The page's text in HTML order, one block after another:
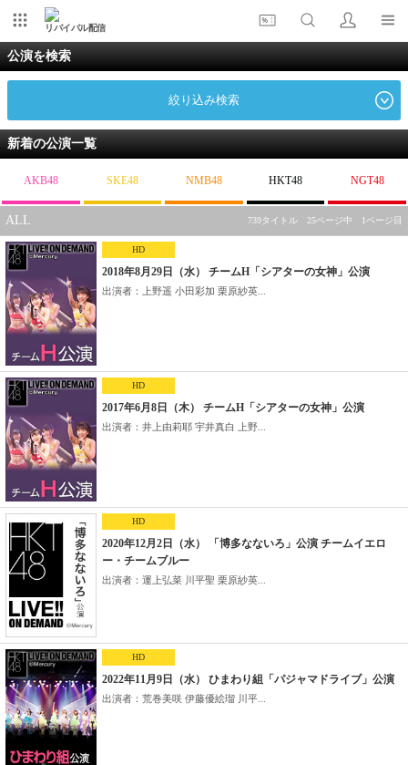
リバイバル配信
公演を検索
絞り込み検索
新着の公演一覧
AKB48 SKE48 NMB48 HKT48 NGT48
ALL 739タイトル 25ページ中 1ページ目
HD
2018年8月29日（水） チームH「シアターの女神」公演
出演者：上野遥 小田彩加 栗原紗英...
HD
2017年6月8日（木） チームH「シアターの女神」公演
出演者：井上由莉耶 宇井真白 上野...
HD
2020年12月2日（水） 「博多なないろ」公演 チームイエロ
ー・チームブルー
出演者：運上弘菜 川平聖 栗原紗英...
HD
2022年11月9日（水） ひまわり組「パジャマドライブ」公演
出演者：荒巻美咲 伊藤優絵瑠 川平...